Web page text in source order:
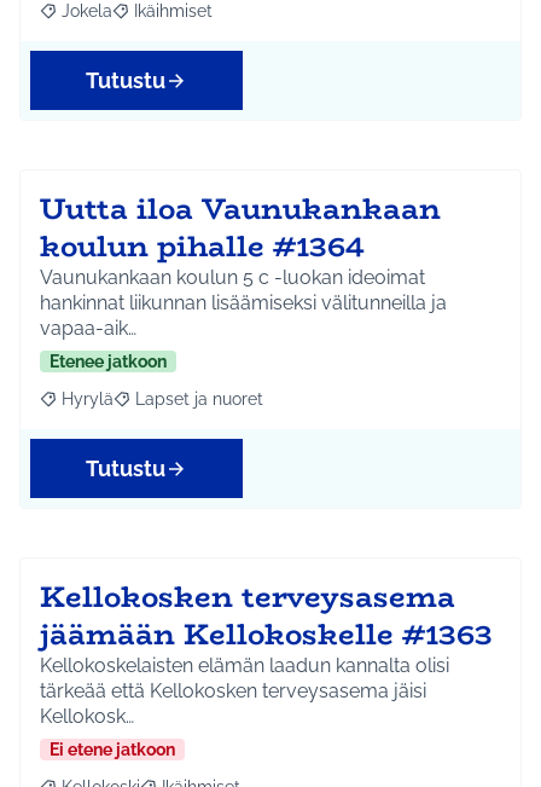
Rajaa tulokset aihepiirin mukaan: Jokela
Jokela Rajaa tulokset teeman mukaan: Ikäihmiset
Ikäihmiset
Tutustu
Uutta iloa Vaunukankaan
koulun pihalle #1364
Vaunukankaan koulun 5 c -luokan ideoimat
hankinnat liikunnan lisäämiseksi välitunneilla ja
vapaa-aik…
Etenee jatkoon
Rajaa tulokset aihepiirin mukaan: Hyrylä
Hyrylä Rajaa tulokset teeman mukaan: Lapset ja nuoret
Lapset ja nuoret
Tutustu
Kellokosken terveysasema
jäämään Kellokoskelle #1363
Kellokoskelaisten elämän laadun kannalta olisi
tärkeää että Kellokosken terveysasema jäisi
Kellokosk…
Ei etene jatkoon